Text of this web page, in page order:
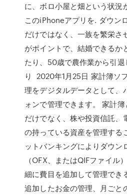
に、ボロ小屋と畑という状況
このiPhoneアプリを. ダウン
だけではなく、一族を繁栄さ
がポイントで、結婚できるか
たり、50歳で農作業から引
り 2020年1月25日 家計簿ソ
理をデジタルデータとして、
ォンで管理できます。 家計
だけでなく、株や投資信託、
の持っている資産を管理する
ットバンキングによりダウン
（OFX、またはQIFファイル
細に費目を追加して管理でき
追加したお金の管理、月ごと